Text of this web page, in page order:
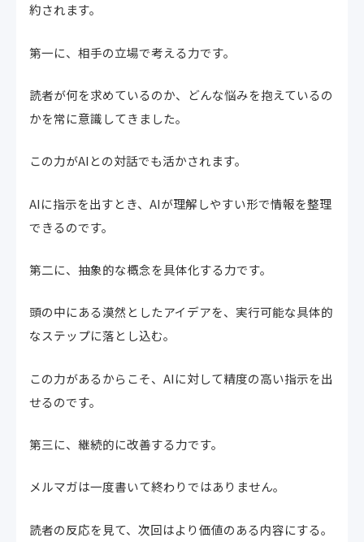
約されます。
第一に、相手の立場で考える力です。
読者が何を求めているのか、どんな悩みを抱えているの
かを常に意識してきました。
この力がAIとの対話でも活かされます。
AIに指示を出すとき、AIが理解しやすい形で情報を整理
できるのです。
第二に、抽象的な概念を具体化する力です。
頭の中にある漠然としたアイデアを、実行可能な具体的
なステップに落とし込む。
この力があるからこそ、AIに対して精度の高い指示を出
せるのです。
第三に、継続的に改善する力です。
メルマガは一度書いて終わりではありません。
読者の反応を見て、次回はより価値のある内容にする。